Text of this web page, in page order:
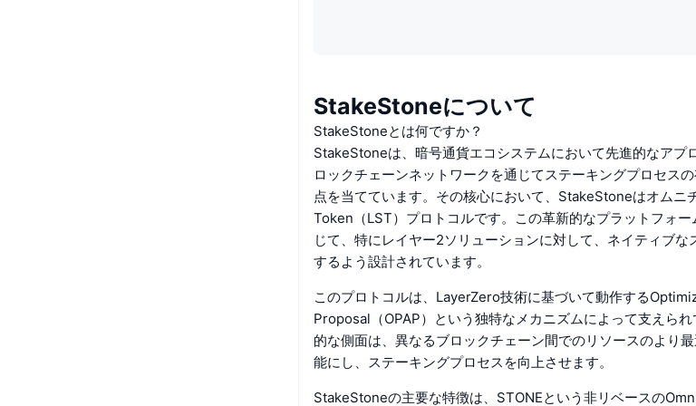
StakeStoneについて
StakeStoneとは何ですか？
StakeStoneは、暗号通貨エコシステムにおいて先進的なアプ
ロックチェーンネットワークを通じてステーキングプロセス
点を当てています。その核心において、StakeStoneはオムニ
Token（LST）プロトコルです。この革新的なプラットフォ
じて、特にレイヤー2ソリューションに対して、ネイティブ
するよう設計されています。
このプロトコルは、LayerZero技術に基づいて動作する
Proposal（OPAP）という独特なメカニズムによって支えら
的な側面は、異なるブロックチェーン間でのリソースのより
能にし、ステーキングプロセスを向上させます。
StakeStoneの主要な特徴は、STONEという非リベースの